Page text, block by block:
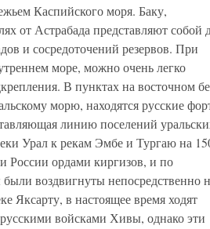
Каспийского моря. Баку,
от Астрабада представляют собой
и сосредоточений резервов. При
море, можно очень легко
В пунктах на восточном
морю, находятся русские
линию поселений
Урал к рекам Эмбе и Тургаю на
России ордами киргизов, и по
воздвигнуты непосредственно
Яксарту, в настоящее время ходят
войсками Хивы, однако эти